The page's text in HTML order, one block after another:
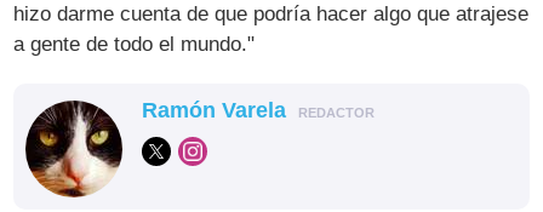
hizo darme cuenta de que podría hacer algo que atrajese
a gente de todo el mundo."
Ramón Varela REDACTOR